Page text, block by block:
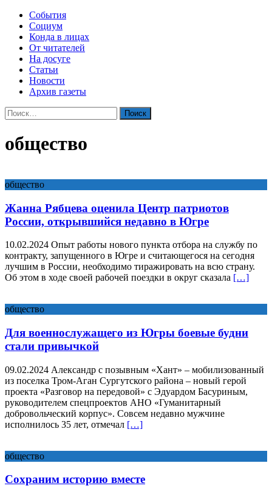
События
Социум
Конда в лицах
От читателей
На досуге
Статьи
Новости
Архив газеты
Найти:
общество
общество
Жанна Рябцева оценила Центр патриотов
России, открывшийся недавно в Югре
10.02.2024 Опыт работы нового пункта отбора на службу по
контракту, запущенного в Югре и считающегося на сегодня
лучшим в России, необходимо тиражировать на всю страну.
Об этом в ходе своей рабочей поездки в округ сказала […]
общество
Для военнослужащего из Югры боевые будни
стали привычкой
09.02.2024 Александр с позывным «Хант» – мобилизованный
из поселка Тром-Аган Сургутского района – новый герой
проекта «Разговор на передовой» с Эдуардом Басуриным,
руководителем спецпроектов АНО «Гуманитарный
добровольческий корпус». Совсем недавно мужчине
исполнилось 35 лет, отмечал […]
общество
Сохраним историю вместе